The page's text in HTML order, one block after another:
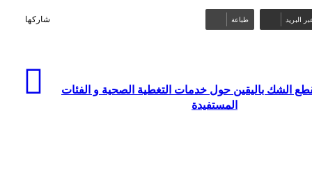
شاركها البريد طباعة
الشك باليقين حول خدمات التغطية الصحية و الفئات
المستفيدة